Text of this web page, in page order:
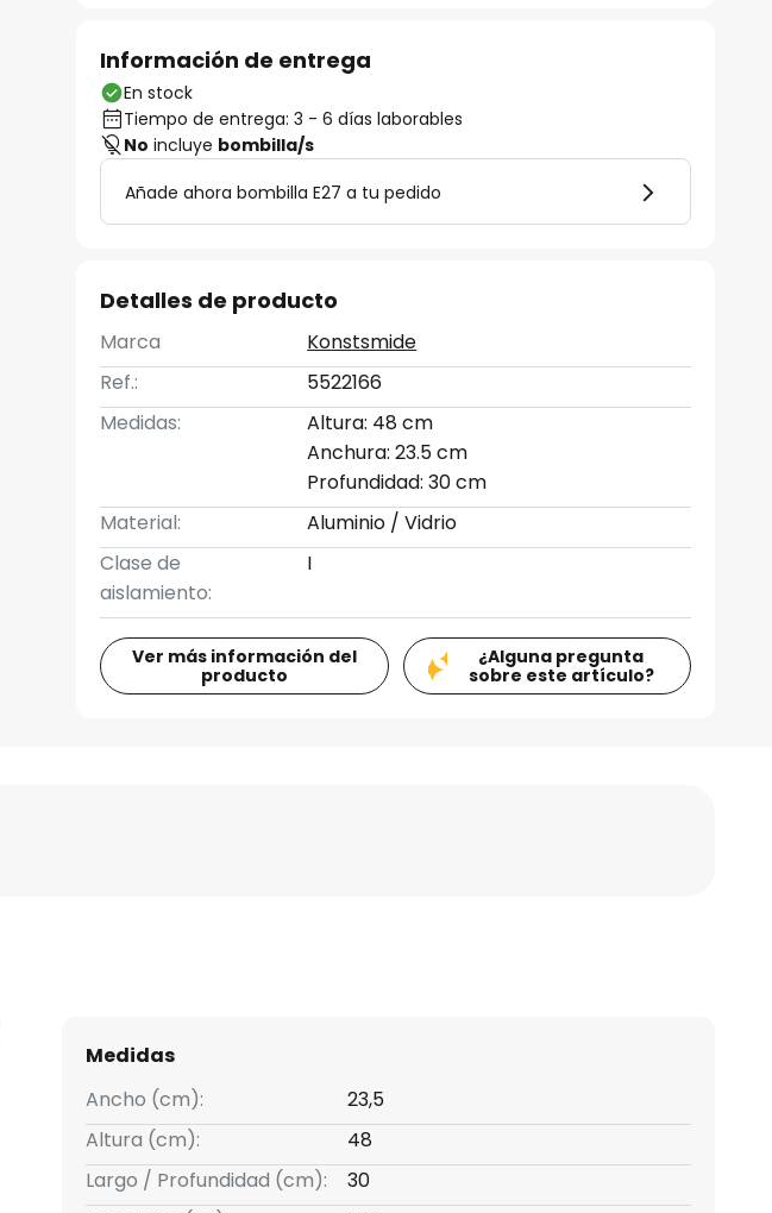
Información de entrega
En stock
Tiempo de entrega: 3 - 6 días laborables
No incluye bombilla/s
Añade ahora bombilla E27 a tu pedido
Detalles de producto
Marca
Konstsmide
Ref.:
5522166
Medidas:
Altura: 48 cm
Anchura: 23.5 cm
Profundidad: 30 cm
Material:
Aluminio / Vidrio
Clase de
aislamiento:
I
Ver más información del
producto
¿Alguna pregunta
sobre este artículo?
Medidas
Ancho (cm):
23,5
Altura (cm):
48
Largo / Profundidad (cm):
30